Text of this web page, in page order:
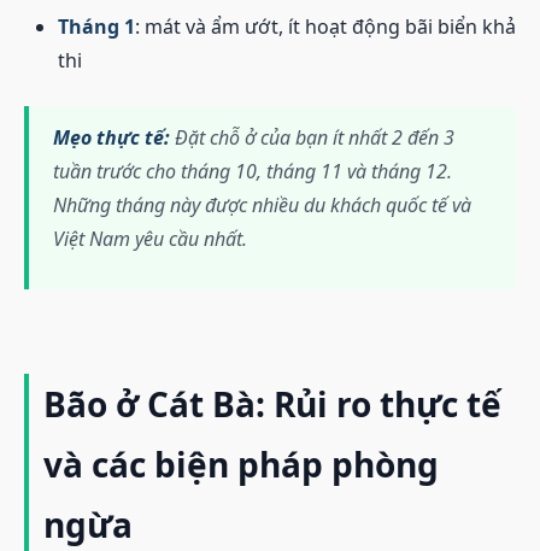
Tháng 1: mát và ẩm ướt, ít hoạt động bãi biển khả
thi
Mẹo thực tế:Đặt chỗ ở của bạn ít nhất 2 đến 3
tuần trước cho tháng 10, tháng 11 và tháng 12.
Những tháng này được nhiều du khách quốc tế và
Việt Nam yêu cầu nhất.
Bão ở Cát Bà: Rủi ro thực tế
và các biện pháp phòng
ngừa